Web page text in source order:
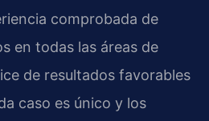
comprobada de
en todas las áreas de
de resultados favorables
caso es único y los